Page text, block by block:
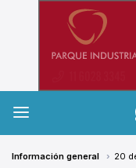
Información general 20